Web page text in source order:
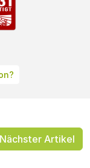
Nächster Artikel